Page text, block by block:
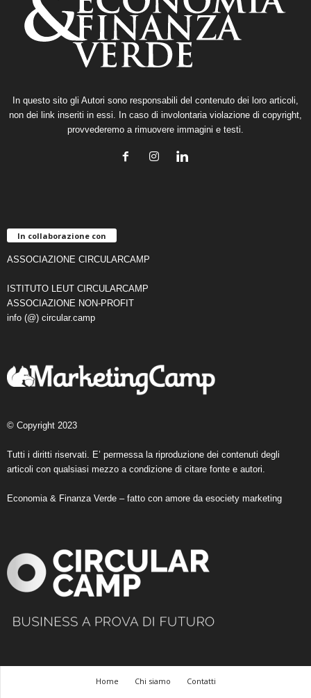
In questo sito gli Autori sono responsabili del contenuto dei loro articoli,
non dei link inseriti in essi. In caso di involontaria violazione di copyright,
provvederemo a rimuovere immagini e testi.
In collaborazione con
ASSOCIAZIONE CIRCULARCAMP
ISTITUTO LEUT CIRCULARCAMP
ASSOCIAZIONE NON-PROFIT
info (@) circular.camp
© Copyright 2023
Tutti i diritti riservati. E’ permessa la riproduzione dei contenuti degli
articoli con qualsiasi mezzo a condizione di citare fonte e autori.
Economia & Finanza Verde – fatto con amore da esociety marketing
Home Chi siamo
Contatti